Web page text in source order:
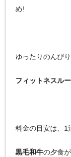
め!
ゆったりのんび
フィットネスル
料金の目安は、1
黒毛和牛の夕食